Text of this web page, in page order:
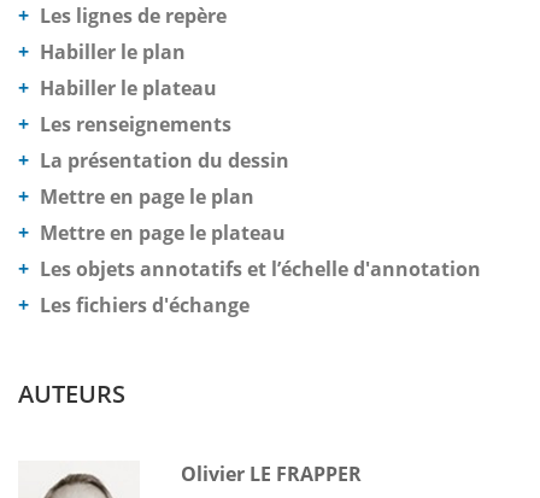
Les lignes de repère
Habiller le plan
Habiller le plateau
Les renseignements
La présentation du dessin
Mettre en page le plan
Mettre en page le plateau
Les objets annotatifs et l’échelle d'annotation
Les fichiers d'échange
AUTEURS
Olivier LE FRAPPER